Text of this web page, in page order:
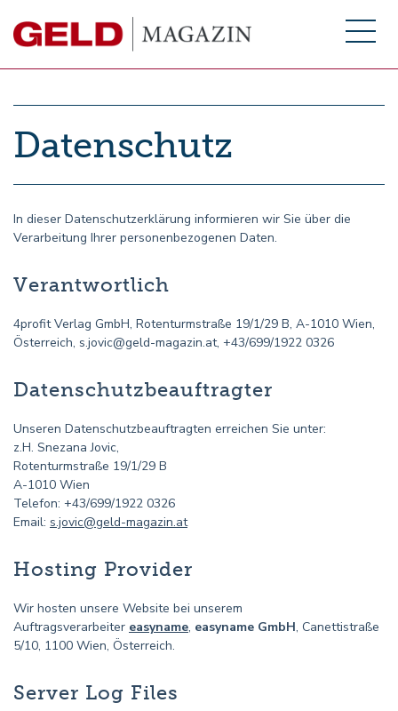
Datenschutz
In dieser Datenschutzerklärung informieren wir Sie über die
Verarbeitung Ihrer personenbezogenen Daten.
Verantwortlich
4profit Verlag GmbH, Rotenturmstraße 19/1/29 B, A-1010 Wien,
Österreich, s.jovic@geld-magazin.at, +43/699/1922 0326
Datenschutzbeauftragter
Unseren Datenschutzbeauftragten erreichen Sie unter:
z.H. Snezana Jovic,
Rotenturmstraße 19/1/29 B
A-1010 Wien
Telefon: +43/699/1922 0326
Email: s.jovic@geld-magazin.at
Hosting Provider
Wir hosten unsere Website bei unserem
Auftragsverarbeiter easyname, easyname GmbH, Canettistraße
5/10, 1100 Wien, Österreich.
Server Log Files